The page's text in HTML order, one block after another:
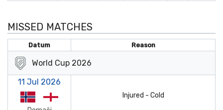
MISSED MATCHES
Datum Reason
World Cup 2026
11 Jul 2026
Injured - Cold